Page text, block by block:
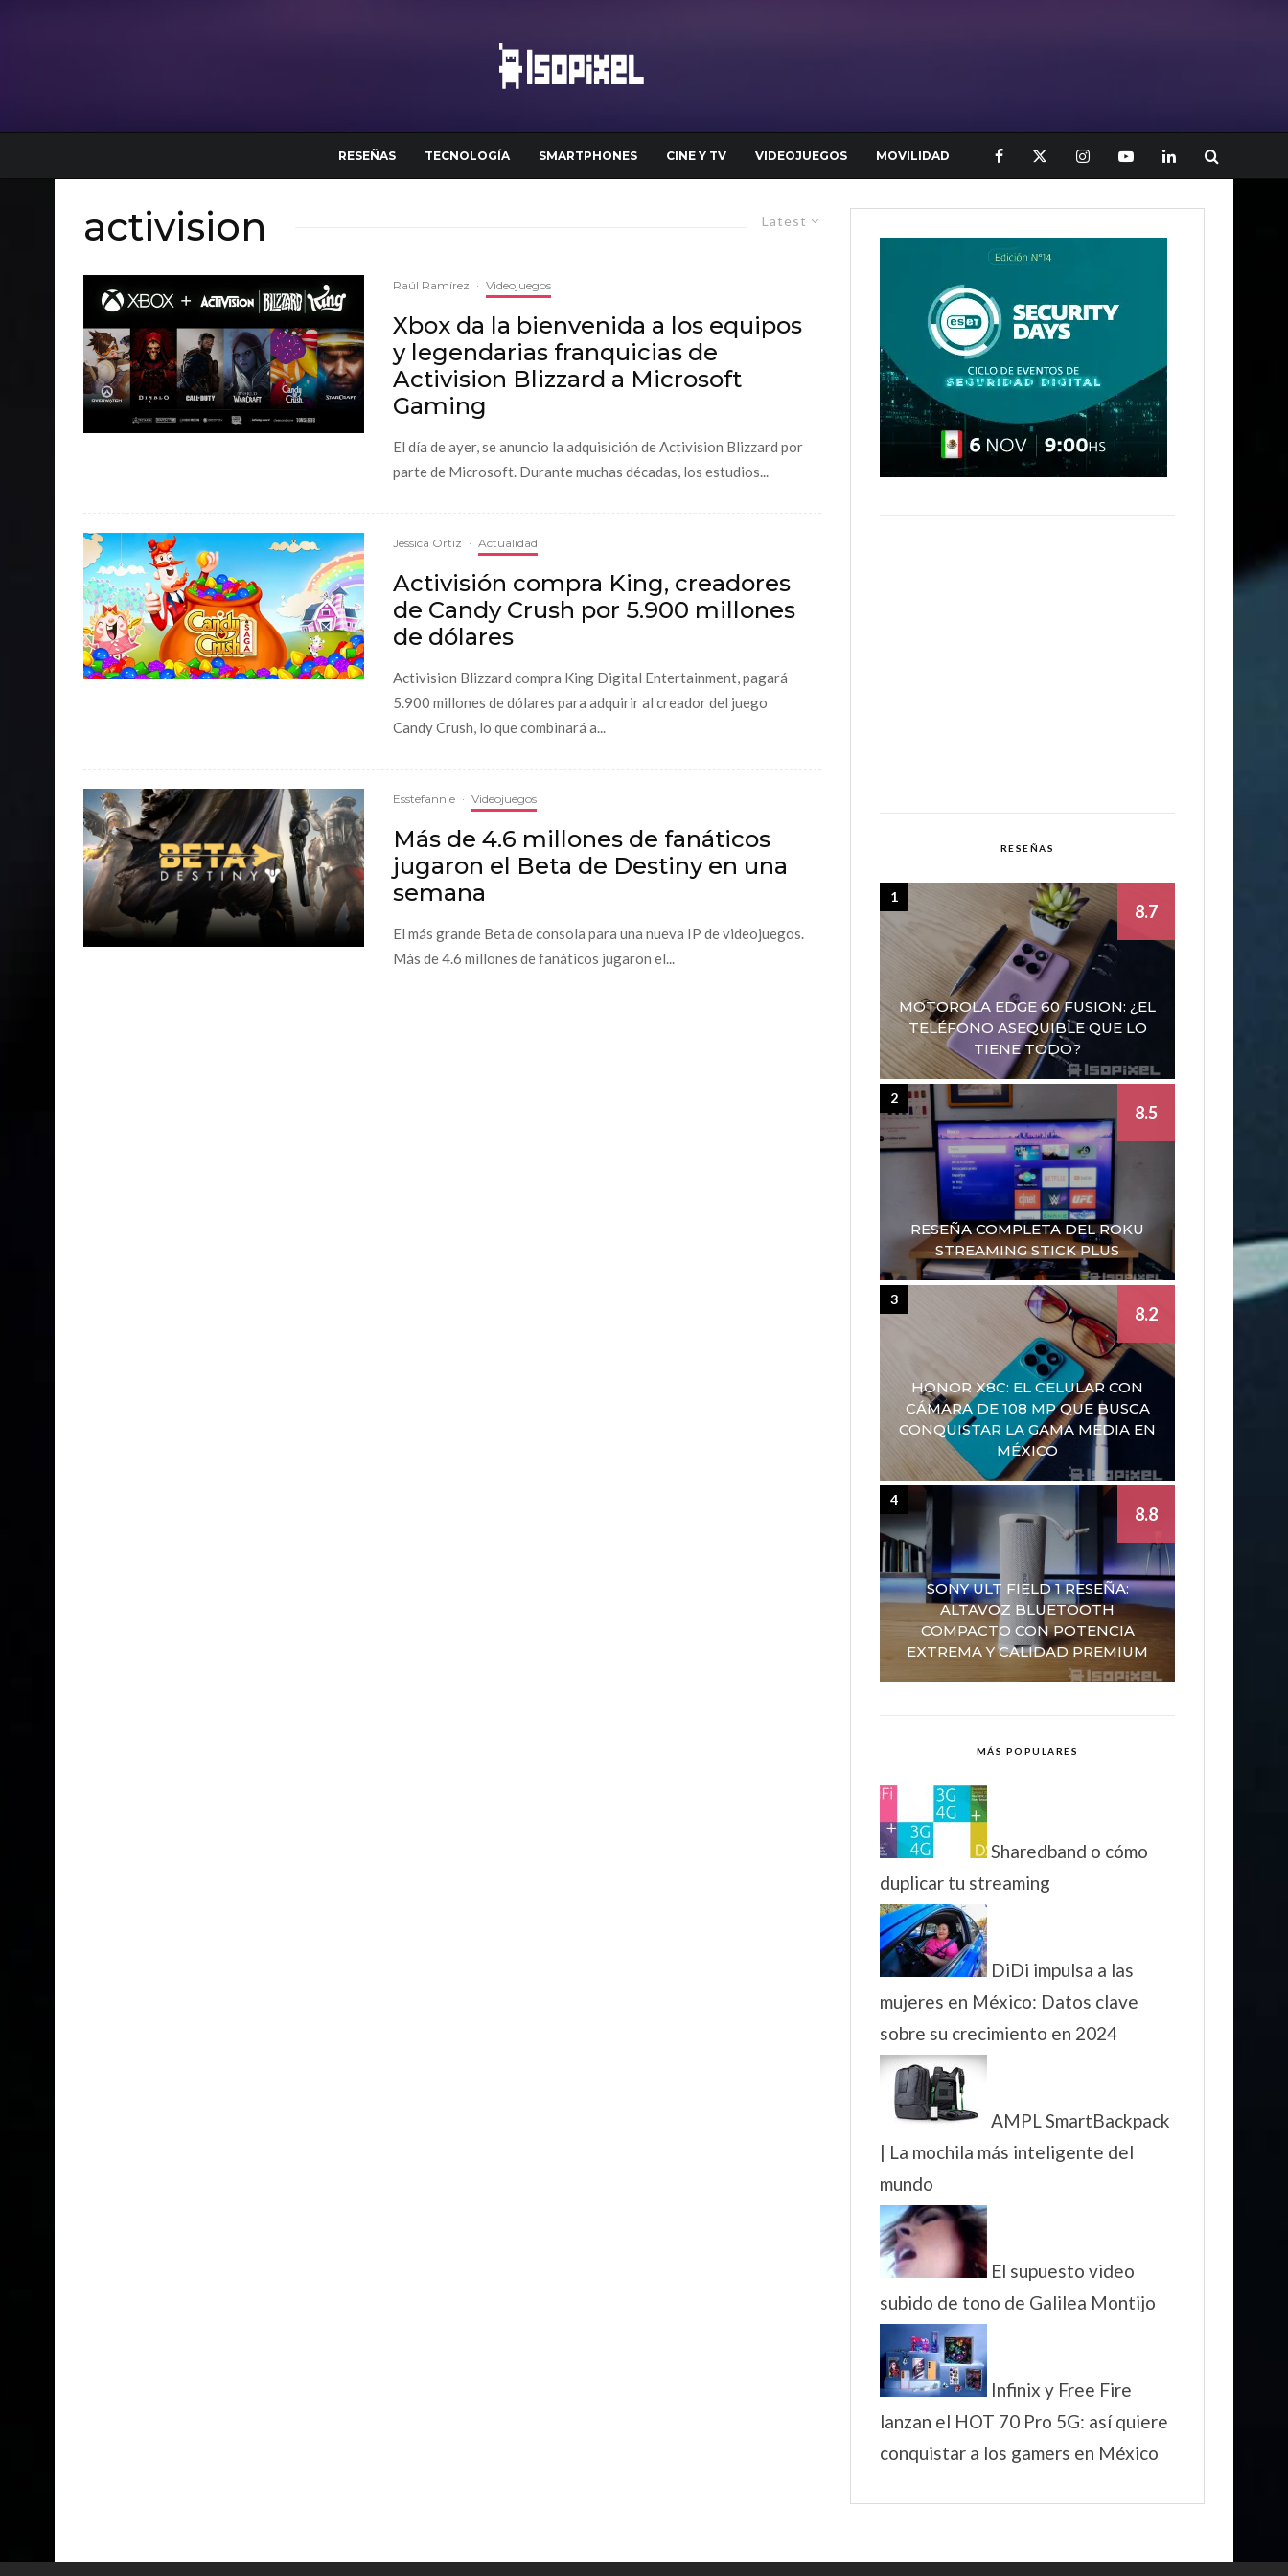
RESEÑAS TECNOLOGÍA SMARTPHONES CINE Y TV VIDEOJUEGOS MOVILIDAD
Latest
activision
Raúl Ramírez · Videojuegos
Xbox da la bienvenida a los equipos
y legendarias franquicias de
Activision Blizzard a Microsoft
Gaming
El día de ayer, se anuncio la adquisición de Activision Blizzard por
parte de Microsoft. Durante muchas décadas, los estudios...
Jessica Ortiz · Actualidad
Activisión compra King, creadores
de Candy Crush por 5.900 millones
de dólares
Activision Blizzard compra King Digital Entertainment, pagará
5.900 millones de dólares para adquirir al creador del juego
Candy Crush, lo que combinará a...
Esstefannie · Videojuegos
Más de 4.6 millones de fanáticos
jugaron el Beta de Destiny en una
semana
El más grande Beta de consola para una nueva IP de videojuegos.
Más de 4.6 millones de fanáticos jugaron el...
RESEÑAS
MOTOROLA EDGE 60 FUSION: ¿EL
TELÉFONO ASEQUIBLE QUE LO
TIENE TODO?
8.7
1
RESEÑA COMPLETA DEL ROKU
STREAMING STICK PLUS
8.5
2
HONOR X8C: EL CELULAR CON
CÁMARA DE 108 MP QUE BUSCA
CONQUISTAR LA GAMA MEDIA EN
MÉXICO
8.2
3
SONY ULT FIELD 1 RESEÑA:
ALTAVOZ BLUETOOTH
COMPACTO CON POTENCIA
EXTREMA Y CALIDAD PREMIUM
8.8
4
MÁS POPULARES
Sharedband o cómo
duplicar tu streaming
DiDi impulsa a las
mujeres en México: Datos clave
sobre su crecimiento en 2024
AMPL SmartBackpack
| La mochila más inteligente del
mundo
El supuesto video
subido de tono de Galilea Montijo
Infinix y Free Fire
lanzan el HOT 70 Pro 5G: así quiere
conquistar a los gamers en México